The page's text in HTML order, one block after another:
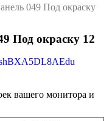
049 Под окраску
Под окраску 12
вашего монитора и